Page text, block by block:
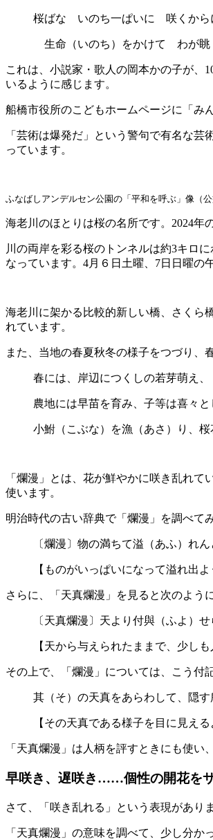
桜ばな いのち一ぱいに 咲くから
生命（いのち）をかけて わが眺
これは、小説家・歌人の岡本かの子が、
いるように感じます。
船橋市役所のこどもホームページに「み
「芸術は爆発だ」という警句で有名な
っています。
ふなばしアンデルセン公園の「平和を呼ぶ」像（
海老川のほとりは桜の名所です。2024年
川の両岸を彩る桜のトンネルは約3キロ
なっています。4月６日土曜、7日日曜の
海老川に架かる比較的新しい橋、さくら
れています。
また、当地の春夏秋冬の様子をつづり、
春には、岸辺につくしの若芽萌え、
農地には早苗を育み、子等は喜々と
小鮒（こぶな）を漁（あさ）り、
「爛漫」とは、花が鮮やかに咲き乱れ
使います。
明治時代の古い辞典で「爛漫」を調べて
〔爛漫〕物の満ちて溢（あふ）れん
【ものがいっぱいになって溢れ出
さらに、「天真爛漫」を見ると次のよう
〔天真爛漫〕天より付與（ふよ）
【天から与えられたままで、少し
その上で、「爛漫」については、こう付
其（そ）の天真をあらわして、隠す
【その天真である様子を目に見え
「天真爛漫」は人柄を評すときにも使い
早咲き、遅咲き……個性の開花を
さて、「咲き乱れる」という表現があり
「天真爛漫」の意味を調べて、少し分か